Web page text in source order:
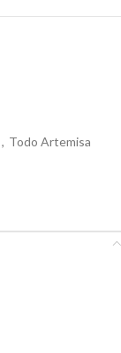
, Todo Artemisa